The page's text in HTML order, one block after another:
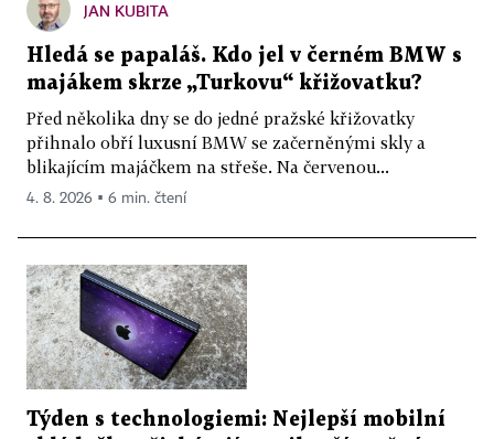
JAN KUBITA
Hledá se papaláš. Kdo jel v černém BMW s
majákem skrze „Turkovu“ křižovatku?
Před několika dny se do jedné pražské křižovatky
přihnalo obří luxusní BMW se začerněnými skly a
blikajícím majáčkem na střeše. Na červenou...
4. 8. 2026 ▪ 6 min. čtení
Týden s technologiemi: Nejlepší mobilní